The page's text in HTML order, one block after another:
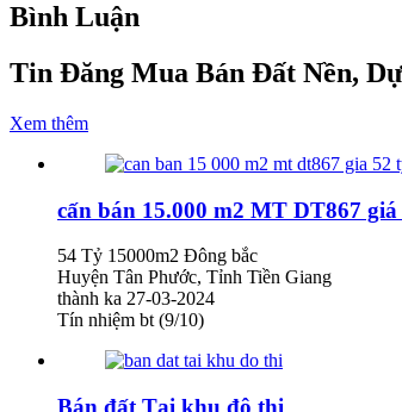
Bình Luận
Tin Đăng Mua Bán Đất Nền,
Xem thêm
cấn bán 15.000 m2 MT DT867
54 Tỷ 15000m2 Đông bắc
Huyện Tân Phước, Tỉnh Tiền Giang
thành ka 27-03-2024
Tín nhiệm bt (9/10)
Bán đất Tại khu đô thị